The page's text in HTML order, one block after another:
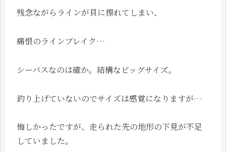
残念ながらラインが貝に擦れてしまい、
痛恨のラインブレイク…
シーバスなのは確か。結構なビッグサイズ。
釣り上げていないのでサイズは感覚になりますが…
悔しかったですが、走られた先の地形の下見が不足
していました。